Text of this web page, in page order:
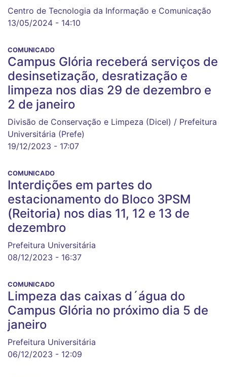
Centro de Tecnologia da Informação e Comunicação
13/05/2024 - 14:10
COMUNICADO
Campus Glória receberá serviços de
desinsetização, desratização e
limpeza nos dias 29 de dezembro e
2 de janeiro
Divisão de Conservação e Limpeza (Dicel) / Prefeitura
Universitária (Prefe)
19/12/2023 - 17:07
COMUNICADO
Interdições em partes do
estacionamento do Bloco 3PSM
(Reitoria) nos dias 11, 12 e 13 de
dezembro
Prefeitura Universitária
08/12/2023 - 16:37
COMUNICADO
Limpeza das caixas d´água do
Campus Glória no próximo dia 5 de
janeiro
Prefeitura Universitária
06/12/2023 - 12:09